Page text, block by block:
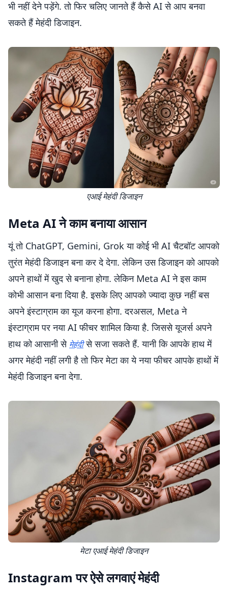
भी नहीं देने पड़ेंगे. तो फिर चलिए जानते हैं कैसे AI से आप बनवा
सकते हैं मेहंदी डिजाइन.
एआई मेहंदी डिजाइन
Meta AI ने काम बनाया आसान
यूं तो ChatGPT, Gemini, Grok या कोई भी AI चैटबॉट आपको
तुरंत मेहंदी डिजाइन बना कर दे देगा. लेकिन उस डिजाइन को आपको
अपने हाथों में खुद से बनाना होगा. लेकिन Meta AI ने इस काम
कोभी आसान बना दिया है. इसके लिए आपको ज्यादा कुछ नहीं बस
अपने इंस्टाग्राम का यूज करना होगा. दरअसल, Meta ने
इंस्टाग्राम पर नया AI फीचर शामिल किया है. जिससे यूजर्स अपने
हाथ को आसानी से मेहंदीसे सजा सकते हैं. यानी कि आपके हाथ में
अगर मेहंदी नहीं लगी है तो फिर मेटा का ये नया फीचर आपके हाथों में
मेहंदी डिजाइन बना देगा.
मेटा एआई मेहंदी डिजाइन
Instagram पर ऐसे लगवाएं मेहंदी